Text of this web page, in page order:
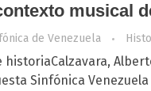
musical
de Venezuela
historiaCalzavara,
Sinfónica Venezuela